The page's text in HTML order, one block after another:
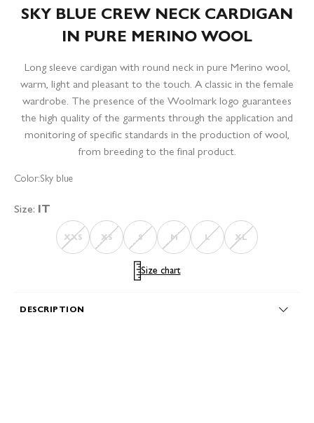
SKY BLUE CREW NECK CARDIGAN
IN PURE MERINO WOOL
Long sleeve cardigan with round neck in pure Merino wool,
warm, light and pleasant to the touch. A classic in the female
wardrobe. The presence of the Woolmark logo guarantees
the high quality of the garments through the application and
monitoring of specific standards in the production of wool,
from breeding to the final product.
Color:Sky blue
Size: IT
XXS XS S M L XL
Size chart
DESCRIPTION